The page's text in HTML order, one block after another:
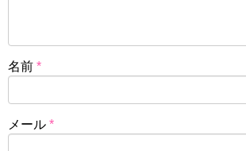
名前 *
メール *